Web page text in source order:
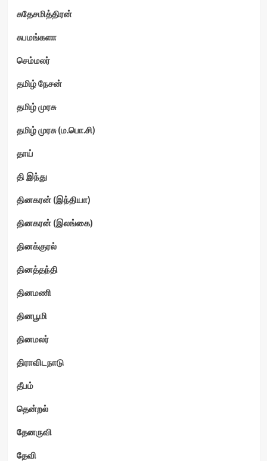
சுதேசமித்திரன்
சுபமங்களா
செம்மலர்
தமிழ் நேசன்
தமிழ் முரசு
தமிழ் முரசு (ம.பொ.சி)
தாய்
தி இந்து
தினகரன் (இந்தியா)
தினகரன் (இலங்கை)
தினக்குரல்
தினத்தந்தி
தினமணி
தினபூமி
தினமலர்
திராவிடநாடு
தீபம்
தென்றல்
தேனருவி
தேவி